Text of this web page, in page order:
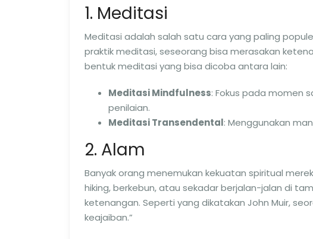
1. Meditasi
Meditasi adalah salah satu cara yang paling
praktik meditasi, seseorang bisa merasakan
bentuk meditasi yang bisa dicoba antara lain:
Meditasi Mindfulness: Fokus pada momen
penilaian.
Meditasi Transendental: Menggunakan
2. Alam
Banyak orang menemukan kekuatan spiritual
hiking, berkebun, atau sekadar berjalan-jalan di
ketenangan. Seperti yang dikatakan John Muir,
keajaiban.”